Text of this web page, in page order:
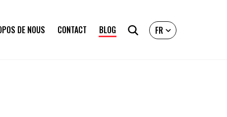
DE NOUS CONTACT BLOG FR